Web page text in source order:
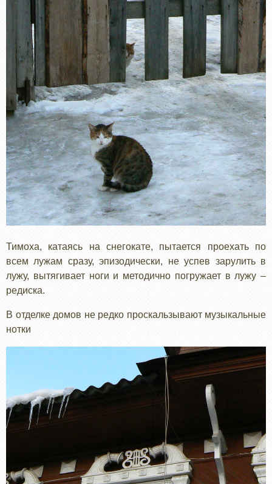
Тимоха, катаясь на снегокате, пытается проехать по
всем лужам сразу, эпизодически, не успев зарулить в
лужу, вытягивает ноги и методично погружает в лужу –
редиска.
В отделке домов не редко проскальзывают музыкальные
нотки